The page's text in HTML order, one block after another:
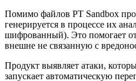
Помимо файлов PT Sandbox
генерируется в процессе их
шифрованный). Это помогает
внешне не связанную с
Продукт выявляет атаки,
запускает автоматическую